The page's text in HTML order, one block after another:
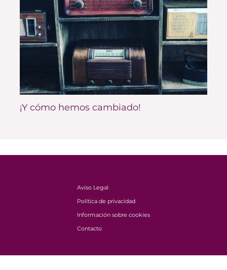
¡Y cómo hemos cambiado!
Aviso Legal
Política de privacidad
Información sobre cookies
Contacto